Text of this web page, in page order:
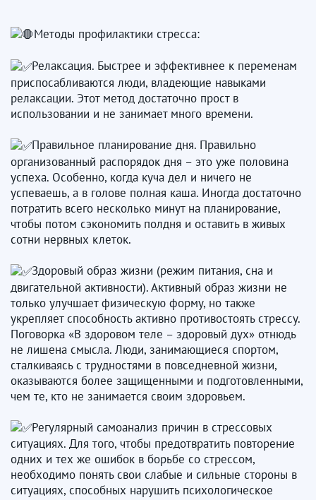
Методы профилактики стресса:
Релаксация. Быстрее и эффективнее к переменам
приспосабливаются люди, владеющие навыками
релаксации. Этот метод достаточно прост в
использовании и не занимает много времени.
Правильное планирование дня. Правильно
организованный распорядок дня – это уже половина
успеха. Особенно, когда куча дел и ничего не
успеваешь, а в голове полная каша. Иногда достаточно
потратить всего несколько минут на планирование,
чтобы потом сэкономить полдня и оставить в живых
сотни нервных клеток.
Здоровый образ жизни (режим питания, сна и
двигательной активности). Активный образ жизни не
только улучшает физическую форму, но также
укрепляет способность активно противостоять стрессу.
Поговорка «В здоровом теле – здоровый дух» отнюдь
не лишена смысла. Люди, занимающиеся спортом,
сталкиваясь с трудностями в повседневной жизни,
оказываются более защищенными и подготовленными,
чем те, кто не занимается своим здоровьем.
Регулярный самоанализ причин в стрессовых
ситуациях. Для того, чтобы предотвратить повторение
одних и тех же ошибок в борьбе со стрессом,
необходимо понять свои слабые и сильные стороны в
ситуациях, способных нарушить психологическое